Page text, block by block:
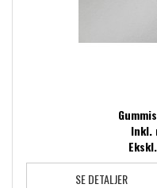
Inkl.
SE DETALJER